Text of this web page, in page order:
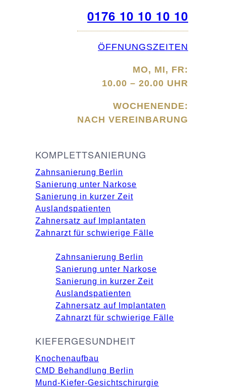
0176 10 10 10 10
ÖFFNUNGSZEITEN
MO, MI, FR:
10.00 – 20.00 UHR
WOCHENENDE:
NACH VEREINBARUNG
KOMPLETTSANIERUNG
Zahnsanierung Berlin
Sanierung unter Narkose
Sanierung in kurzer Zeit
Auslandspatienten
Zahnersatz auf Implantaten
Zahnarzt für schwierige Fälle
Zahnsanierung Berlin
Sanierung unter Narkose
Sanierung in kurzer Zeit
Auslandspatienten
Zahnersatz auf Implantaten
Zahnarzt für schwierige Fälle
KIEFERGESUNDHEIT
Knochenaufbau
CMD Behandlung Berlin
Mund-Kiefer-Gesichtschirurgie